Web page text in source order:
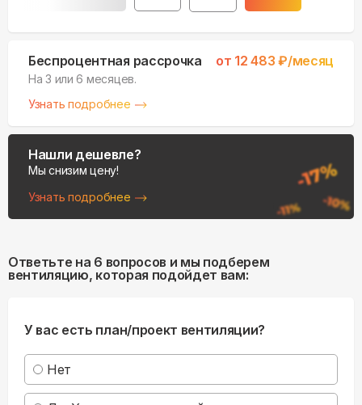
Беспроцентная рассрочка от 12 483 ₽/месяц
На 3 или 6 месяцев.
Узнать подробнее
Нашли дешевле?
Мы снизим цену!
Узнать подробнее
Ответьте на 6 вопросов и мы подберем
вентиляцию, которая подойдет вам:
У вас есть план/проект вентиляции?
Нет